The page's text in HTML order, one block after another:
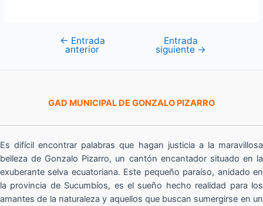
Navegación
← Entrada
anterior
Entrada
siguiente →
GAD MUNICIPAL DE GONZALO PIZARRO
Es difícil encontrar palabras que hagan justicia a la maravillosa
belleza de Gonzalo Pizarro, un cantón encantador situado en la
exuberante selva ecuatoriana. Este pequeño paraíso, anidado en
la provincia de Sucumbíos, es el sueño hecho realidad para los
amantes de la naturaleza y aquellos que buscan sumergirse en un